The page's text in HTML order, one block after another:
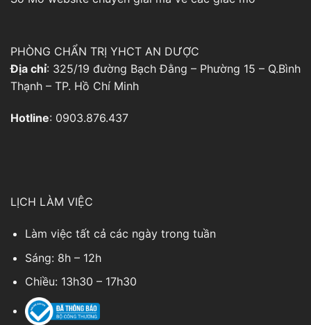
PHÒNG CHẨN TRỊ YHCT AN DƯỢC
Địa chỉ: 325/19 đường Bạch Đằng – Phường 15 – Q.Bình
Thạnh – TP. Hồ Chí Minh
Hotline: 0903.876.437
LỊCH LÀM VIỆC
Làm việc tất cả các ngày trong tuần
Sáng: 8h – 12h
Chiều: 13h30 – 17h30